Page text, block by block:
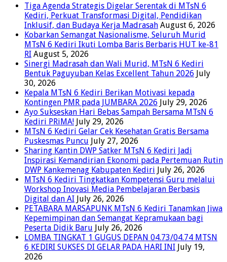
Tiga Agenda Strategis Digelar Serentak di MTsN 6
Kediri, Perkuat Transformasi Digital, Pendidikan
Inklusif, dan Budaya Kerja Madrasah August 6, 2026
Kobarkan Semangat Nasionalisme, Seluruh Murid
MTsN 6 Kediri Ikuti Lomba Baris Berbaris HUT ke-81
RI August 5, 2026
Sinergi Madrasah dan Wali Murid, MTsN 6 Kediri
Bentuk Paguyuban Kelas Excellent Tahun 2026 July
30, 2026
Kepala MTsN 6 Kediri Berikan Motivasi kepada
Kontingen PMR pada JUMBARA 2026 July 29, 2026
Ayo Sukseskan Hari Bebas Sampah Bersama MTsN 6
Kediri PRiMA! July 29, 2026
MTsN 6 Kediri Gelar Cek Kesehatan Gratis Bersama
Puskesmas Puncu July 27, 2026
Sharing Kantin DWP Satker MTsN 6 Kediri Jadi
Inspirasi Kemandirian Ekonomi pada Pertemuan Rutin
DWP Kankemenag Kabupaten Kediri July 26, 2026
MTsN 6 Kediri Tingkatkan Kompetensi Guru melalui
Workshop Inovasi Media Pembelajaran Berbasis
Digital dan AI July 26, 2026
PETABARA MARSAPUNK MTsN 6 Kediri Tanamkan Jiwa
Kepemimpinan dan Semangat Kepramukaan bagi
Peserta Didik Baru July 26, 2026
LOMBA TINGKAT 1 GUGUS DEPAN 04.73/04.74 MTSN
6 KEDIRI SUKSES DI GELAR PADA HARI INI July 19,
2026